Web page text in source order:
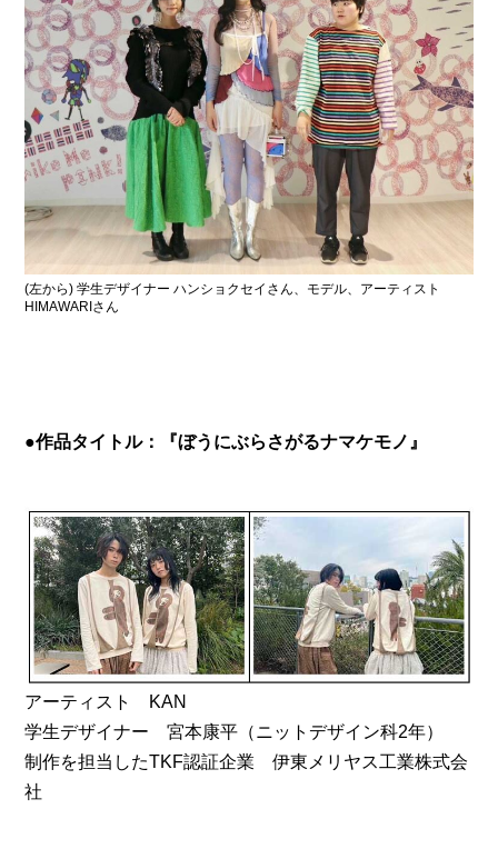
(左から) 学生デザイナー ハンショクセイさん、モデル、アーティスト
HIMAWARIさん
●作品タイトル：『ぼうにぶらさがるナマケモノ』
アーティスト KAN
学生デザイナー 宮本康平（ニットデザイン科2年）
制作を担当したTKF認証企業 伊東メリヤス工業株式会
社